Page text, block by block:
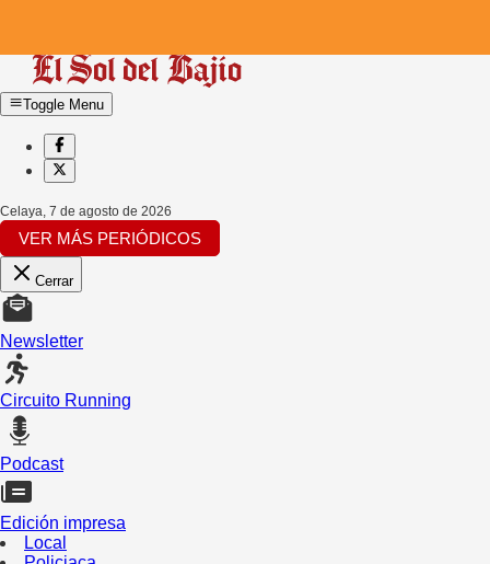
Toggle Menu
Celaya, 7 de agosto de 2026
VER MÁS PERIÓDICOS
Cerrar
Newsletter
Circuito Running
Podcast
Edición impresa
Local